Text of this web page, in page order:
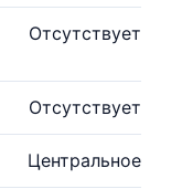
Отсутствует
Отсутствует
Центральное